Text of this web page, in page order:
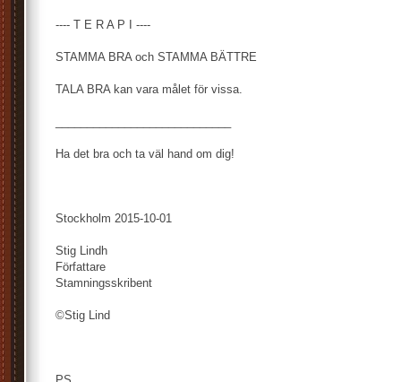
---- T E R A P I ----
STAMMA BRA och STAMMA BÄTTRE
TALA BRA kan vara målet för vissa.
Ha det bra och ta väl hand om dig!
Stockholm 2015-10-01
Stig Lindh
Författare
Stamningsskribent
©Stig Lind